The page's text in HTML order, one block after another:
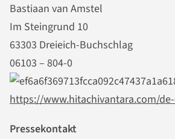
Bastiaan van Amstel
Im Steingrund 10
63303 Dreieich-Buchschlag
06103 – 804-0
https://www.hitachivantara.com/
Pressekontakt